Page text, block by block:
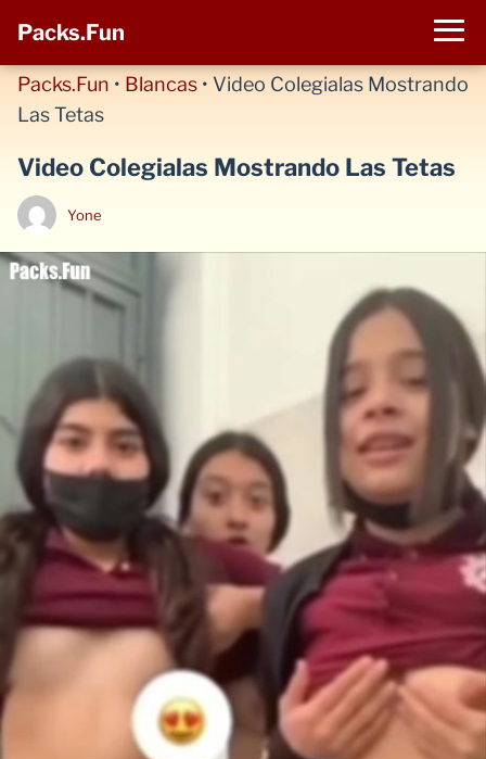
Packs.Fun
Packs.Fun • Blancas • Video Colegialas Mostrando
Las Tetas
Video Colegialas Mostrando Las Tetas
Yone